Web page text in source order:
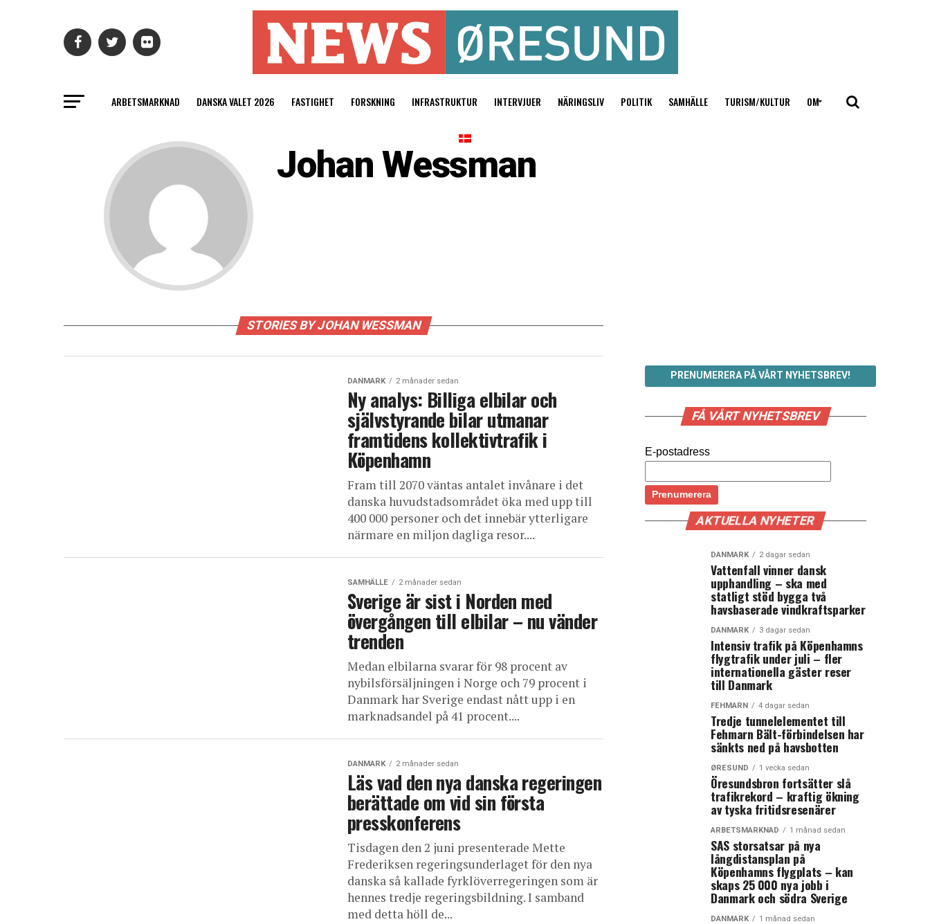
ARBETSMARKNAD DANSKA VALET 2026 FASTIGHET FORSKNING INFRASTRUKTUR INTERVJUER NÄRINGSLIV POLITIK SAMHÄLLE TURISM/KULTUR OM
Johan Wessman
STORIES BY JOHAN WESSMAN
DANMARK 2 månader sedan
Ny analys: Billiga elbilar och
självstyrande bilar utmanar
framtidens kollektivtrafik i
Köpenhamn
Fram till 2070 väntas antalet invånare i det
danska huvudstadsområdet öka med upp till
400 000 personer och det innebär ytterligare
närmare en miljon dagliga resor....
SAMHÄLLE 2 månader sedan
Sverige är sist i Norden med
övergången till elbilar – nu vänder
trenden
Medan elbilarna svarar för 98 procent av
nybilsförsäljningen i Norge och 79 procent i
Danmark har Sverige endast nått upp i en
marknadsandel på 41 procent....
DANMARK 2 månader sedan
Läs vad den nya danska regeringen
berättade om vid sin första
presskonferens
Tisdagen den 2 juni presenterade Mette
Frederiksen regeringsunderlaget för den nya
danska så kallade fyrklöverregeringen som är
hennes tredje regeringsbildning. I samband
med detta höll de...
PRENUMERERA PÅ VÅRT NYHETSBREV!
FÅ VÅRT NYHETSBREV
E-postadress
AKTUELLA NYHETER
DANMARK 2 dagar sedan
Vattenfall vinner dansk
upphandling – ska med
statligt stöd bygga två
havsbaserade vindkraftsparker
DANMARK 3 dagar sedan
Intensiv trafik på Köpenhamns
flygtrafik under juli – fler
internationella gäster reser
till Danmark
FEHMARN 4 dagar sedan
Tredje tunnelelementet till
Fehmarn Bält-förbindelsen har
sänkts ned på havsbotten
ØRESUND 1 vecka sedan
Öresundsbron fortsätter slå
trafikrekord – kraftig ökning
av tyska fritidsresenärer
ARBETSMARKNAD 1 månad sedan
SAS storsatsar på nya
långdistansplan på
Köpenhamns flygplats – kan
skaps 25 000 nya jobb i
Danmark och södra Sverige
DANMARK 1 månad sedan